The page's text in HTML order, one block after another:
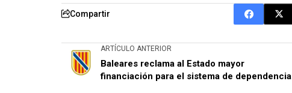
Compartir
ARTÍCULO ANTERIOR
Baleares reclama al Estado mayor
financiación para el sistema de dependencia